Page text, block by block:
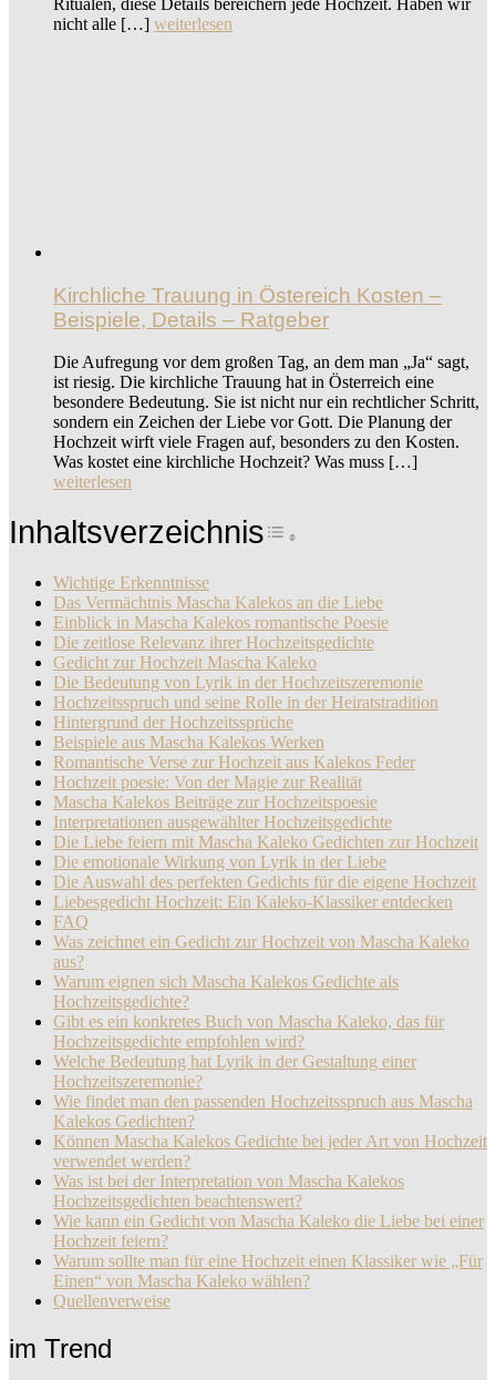
Ritualen, diese Details bereichern jede Hochzeit. Haben wir
nicht alle […] weiterlesen
Kirchliche Trauung in Östereich Kosten –
Beispiele, Details – Ratgeber
Die Aufregung vor dem großen Tag, an dem man „Ja“ sagt,
ist riesig. Die kirchliche Trauung hat in Österreich eine
besondere Bedeutung. Sie ist nicht nur ein rechtlicher Schritt,
sondern ein Zeichen der Liebe vor Gott. Die Planung der
Hochzeit wirft viele Fragen auf, besonders zu den Kosten.
Was kostet eine kirchliche Hochzeit? Was muss […]
weiterlesen
InhaltsverzeichnisToggle Table of
Wichtige Erkenntnisse
Das Vermächtnis Mascha Kalekos an die Liebe
Einblick in Mascha Kalekos romantische Poesie
Die zeitlose Relevanz ihrer Hochzeitsgedichte
Gedicht zur Hochzeit Mascha Kaleko
Die Bedeutung von Lyrik in der Hochzeitszeremonie
Hochzeitsspruch und seine Rolle in der Heiratstradition
Hintergrund der Hochzeitssprüche
Beispiele aus Mascha Kalekos Werken
Romantische Verse zur Hochzeit aus Kalekos Feder
Hochzeit poesie: Von der Magie zur Realität
Mascha Kalekos Beiträge zur Hochzeitspoesie
Interpretationen ausgewählter Hochzeitsgedichte
Die Liebe feiern mit Mascha Kaleko Gedichten zur Hochzeit
Die emotionale Wirkung von Lyrik in der Liebe
Die Auswahl des perfekten Gedichts für die eigene Hochzeit
Liebesgedicht Hochzeit: Ein Kaleko-Klassiker entdecken
FAQ
Was zeichnet ein Gedicht zur Hochzeit von Mascha Kaleko
aus?
Warum eignen sich Mascha Kalekos Gedichte als
Hochzeitsgedichte?
Gibt es ein konkretes Buch von Mascha Kaleko, das für
Hochzeitsgedichte empfohlen wird?
Welche Bedeutung hat Lyrik in der Gestaltung einer
Hochzeitszeremonie?
Wie findet man den passenden Hochzeitsspruch aus Mascha
Kalekos Gedichten?
Können Mascha Kalekos Gedichte bei jeder Art von Hochzeit
verwendet werden?
Was ist bei der Interpretation von Mascha Kalekos
Hochzeitsgedichten beachtenswert?
Wie kann ein Gedicht von Mascha Kaleko die Liebe bei einer
Hochzeit feiern?
Warum sollte man für eine Hochzeit einen Klassiker wie „Für
Einen“ von Mascha Kaleko wählen?
Quellenverweise
im Trend